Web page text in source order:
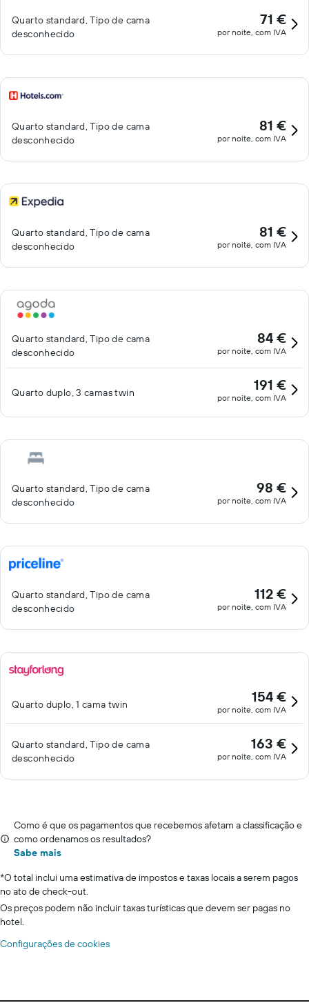
Quarto standard, Tipo de cama
desconhecido
71 €
por noite, com IVA
Quarto standard, Tipo de cama
desconhecido
81 €
por noite, com IVA
Quarto standard, Tipo de cama
desconhecido
81 €
por noite, com IVA
Quarto standard, Tipo de cama
desconhecido
84 €
por noite, com IVA
Quarto duplo, 3 camas twin 191 €
por noite, com IVA
Quarto standard, Tipo de cama
desconhecido
98 €
por noite, com IVA
Quarto standard, Tipo de cama
desconhecido
112 €
por noite, com IVA
Quarto duplo, 1 cama twin 154 €
por noite, com IVA
Quarto standard, Tipo de cama
desconhecido
163 €
por noite, com IVA
Como é que os pagamentos que recebemos afetam a classificação e
como ordenamos os resultados?
Sabe mais
*O total inclui uma estimativa de impostos e taxas locais a serem pagos
no ato de check-out.
Os preços podem não incluir taxas turísticas que devem ser pagas no
hotel.
Configurações de cookies